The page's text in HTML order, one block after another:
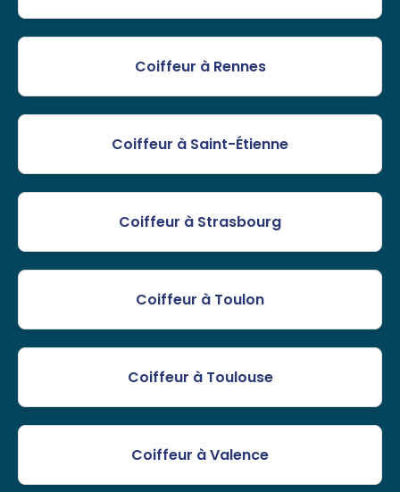
Coiffeur à Rennes
Coiffeur à Saint-Étienne
Coiffeur à Strasbourg
Coiffeur à Toulon
Coiffeur à Toulouse
Coiffeur à Valence